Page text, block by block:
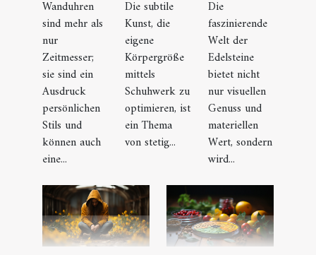
Wanduhren
sind mehr als
nur
Zeitmesser;
sie sind ein
Ausdruck
persönlichen
Stils und
können auch
eine...
Die subtile
Kunst, die
eigene
Körpergröße
mittels
Schuhwerk zu
optimieren, ist
ein Thema
von stetig...
Die
faszinierende
Welt der
Edelsteine
bietet nicht
nur visuellen
Genuss und
materiellen
Wert, sondern
wird...